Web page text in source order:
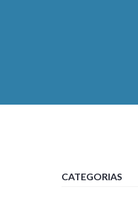
CATEGORIAS